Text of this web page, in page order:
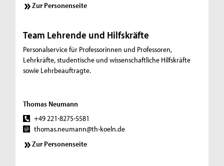
Zur Personenseite
Team Lehrende und Hilfskräfte
Personalservice für Professorinnen und Professoren,
Lehrkräfte, studentische und wissenschaftliche Hilfskräfte
sowie Lehrbeauftragte.
Thomas Neumann
+49 221-8275-5581
thomas.neumann@th-koeln.de
Zur Personenseite